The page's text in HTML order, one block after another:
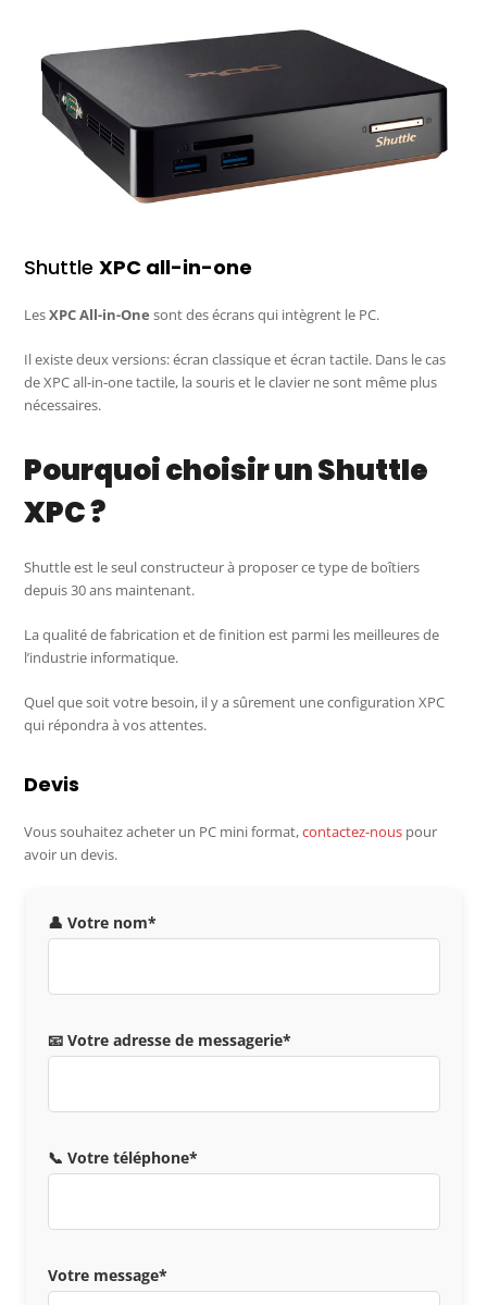
ShuttleXPC all-in-one
LesXPC All-in-One sont des écrans qui intègrent le PC.
Il existe deux versions: écran classique et écran tactile. Dans le cas
de XPC all-in-one tactile, la souris et le clavier ne sont même plus
nécessaires.
Pourquoi choisir un Shuttle
XPC ?
Shuttle est le seul constructeur à proposer ce type de boîtiers
depuis 30 ans maintenant.
La qualité de fabrication et de finition est parmi les meilleures de
l’industrie informatique.
Quel que soit votre besoin, il y a sûrement une configuration XPC
qui répondra à vos attentes.
Devis
Vous souhaitez acheter un PC mini format,contactez-nous pour
avoir un devis.
👤 Votre nom*
📧 Votre adresse de messagerie*
📞 Votre téléphone*
Votre message*